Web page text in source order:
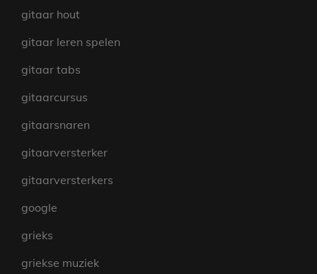
gitaar hout
gitaar leren spelen
gitaar tabs
gitaarcursus
gitaarsnaren
gitaarversterker
gitaarversterkers
google
grieks
griekse muziek